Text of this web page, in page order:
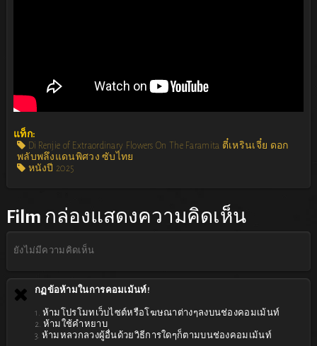
แท็ก:
Di Renjie of Extraordinary Flowers On The Faramita ตี๋เหรินเจี๋ย ดอก
พลับพลึงแดนพิศวง ซับไทย
หนังปี 2025
Film กล่องแสดงความคิดเห็น
ยังไม่มีความคิดเห็น
กฏข้อห้ามในการคอมเม้นท์!
1. ห้ามโปรโมทเว็บไซต์หรือโฆษณาต่างๆลงบนช่องคอมเม้นท์
2. ห้ามใช้คำหยาบ
3. ห้ามหลวกลวงผู้อื่นด้วยวิธีการใดๆก็ตามบนช่องคอมเม้นท์